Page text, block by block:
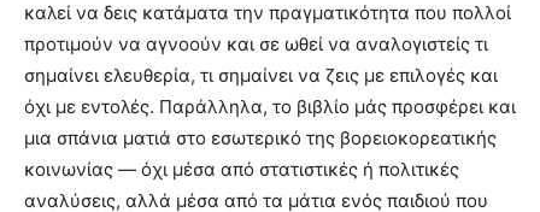
καλεί να δεις κατάματα την πραγματικότητα που πολλοί
προτιμούν να αγνοούν και σε ωθεί να αναλογιστείς τι
σημαίνει ελευθερία, τι σημαίνει να ζεις με επιλογές και
όχι με εντολές. Παράλληλα, το βιβλίο μάς προσφέρει και
μια σπάνια ματιά στο εσωτερικό της βορειοκορεατικής
κοινωνίας — όχι μέσα από στατιστικές ή πολιτικές
αναλύσεις, αλλά μέσα από τα μάτια ενός παιδιού που